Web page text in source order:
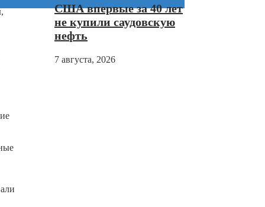
США впервые за 40 лет
не купили саудовскую
нефть
7 августа, 2026